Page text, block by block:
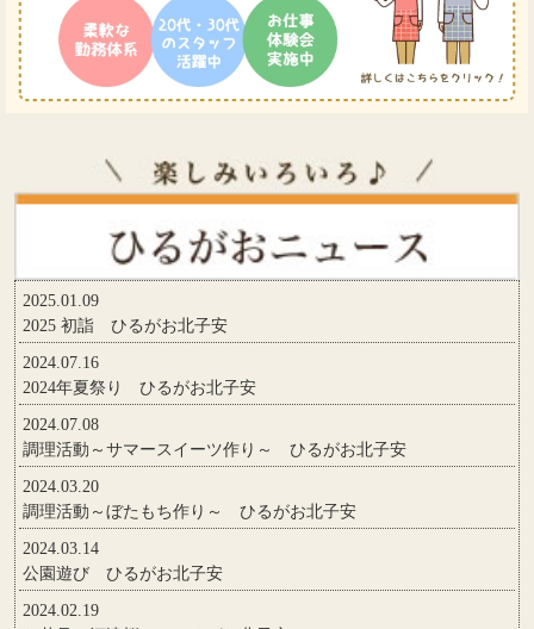
2025.01.09
2025 初詣 ひるがお北子安
2024.07.16
2024年夏祭り ひるがお北子安
2024.07.08
調理活動～サマースイーツ作り～ ひるがお北子安
2024.03.20
調理活動～ぼたもち作り～ ひるがお北子安
2024.03.14
公園遊び ひるがお北子安
2024.02.19